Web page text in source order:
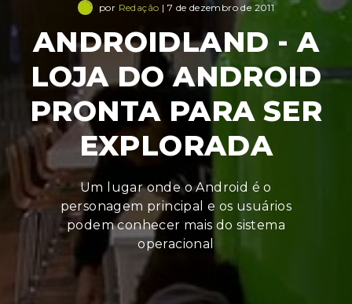
por Redação | 7 de dezembro de 2011
ANDROIDLAND - A
LOJA DO ANDROID
PRONTA PARA SER
EXPLORADA
Um lugar onde o Android é o
personagem principal e os usuários
podem conhecer mais do sistema
operacional